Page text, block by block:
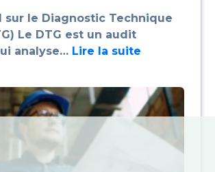
sur le Diagnostic Technique
Le DTG est un audit
analyse… Lire la suite